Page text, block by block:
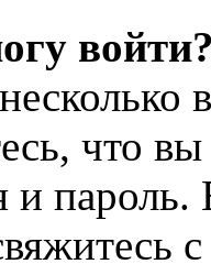
что
и